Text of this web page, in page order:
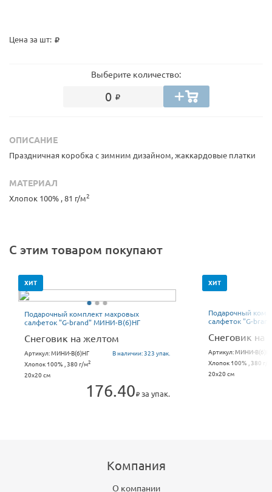
Цена за шт:
Выберите количество:
0
ОПИСАНИЕ
Праздничная коробка с зимним дизайном, жаккардовые платки
МАТЕРИАЛ
Хлопок 100% , 81 г/м2
С этим товаром покупают
ХИТ
Подарочный комплект махровых
салфеток "G-brand" МИНИ-В(6)НГ
Снеговик на желтом
Артикул:МИНИ-В(6)НГ В наличии:323 упак.
Хлопок 100% , 380 г/м2
20x20 см
176.40 за упак.
ХИТ
Подарочный
салфеток "G-
Снеговик на
Артикул:МИНИ-
Хлопок 100% , 380 г/м
20x20 см
Компания
О компании